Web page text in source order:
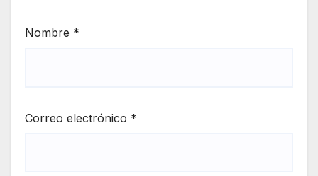
Nombre *
Correo electrónico *